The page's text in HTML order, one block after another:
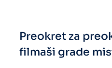
Preokret za
filmaši grade